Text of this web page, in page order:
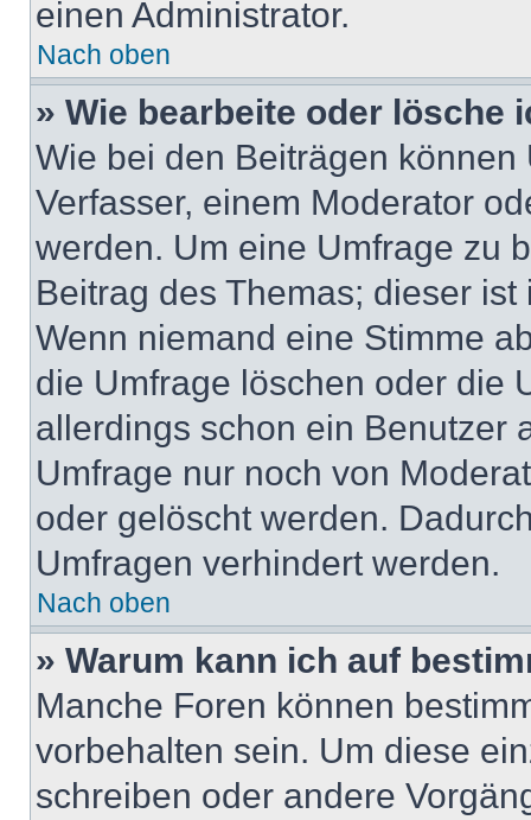
einen Administrator.
Nach oben
» Wie bearbeite oder lösche
Wie bei den Beiträgen
Verfasser, einem Moderator
werden. Um eine Umfrage zu
Beitrag des Themas; dieser
Wenn niemand eine Stimme
die Umfrage löschen oder die
allerdings schon ein Benutzer
Umfrage nur noch von
oder gelöscht werden.
Umfragen verhindert werden.
Nach oben
» Warum kann ich auf
Manche Foren können
vorbehalten sein. Um diese
schreiben oder andere